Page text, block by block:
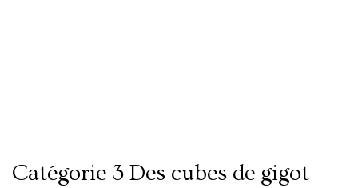
Catégorie 3 Des cubes de gigot